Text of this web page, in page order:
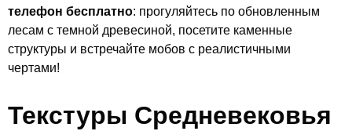
телефон бесплатно: прогуляйтесь по обновленным
лесам с темной древесиной, посетите каменные
структуры и встречайте мобов с реалистичными
чертами!
Текстуры Средневековья